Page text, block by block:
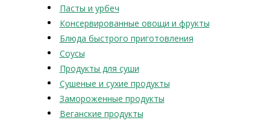
Пасты и урбеч
Консервированные овощи и фрукты
Блюда быстрого приготовления
Соусы
Продукты для суши
Сушеные и сухие продукты
Замороженные продукты
Веганские продукты